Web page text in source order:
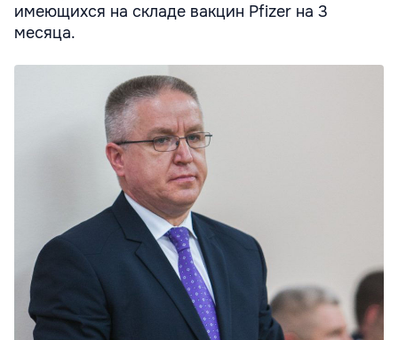
имеющихся на складе вакцин Pfizer на 3
месяца.